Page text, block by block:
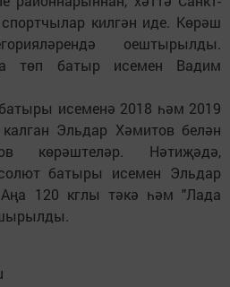
килгән иде. Көрәш
оештырылды.
төп батыр исемен Вадим
исеменә 2018 һәм 2019
Эльдар Хәмитов белән
көрәштеләр. Нәтиҗәдә,
батыры исемен Эльдар
120 кглы тәкә һәм "Лада